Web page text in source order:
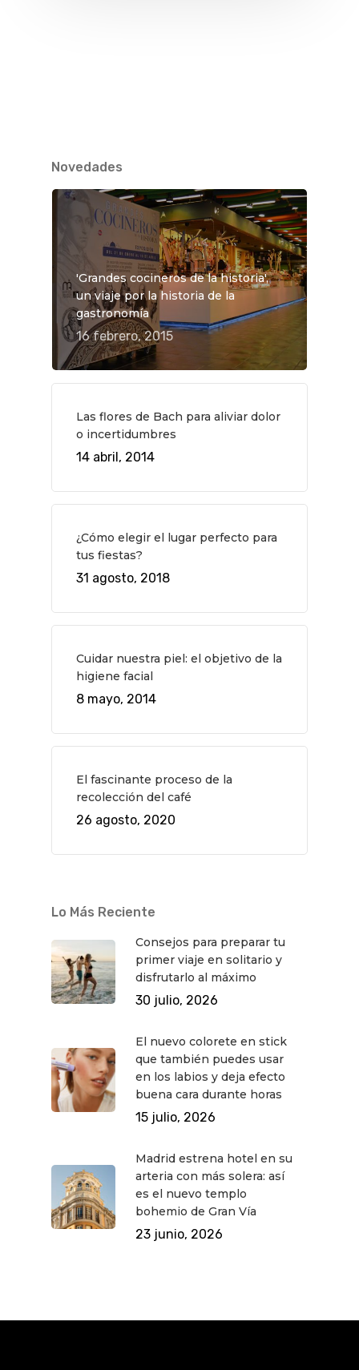
Novedades
'Grandes cocineros de la historia',
un viaje por la historia de la
gastronomía
16 febrero, 2015
Las flores de Bach para aliviar dolor
o incertidumbres
14 abril, 2014
¿Cómo elegir el lugar perfecto para
tus fiestas?
31 agosto, 2018
Cuidar nuestra piel: el objetivo de la
higiene facial
8 mayo, 2014
El fascinante proceso de la
recolección del café
26 agosto, 2020
Lo Más Reciente
Consejos para preparar tu
primer viaje en solitario y
disfrutarlo al máximo
30 julio, 2026
El nuevo colorete en stick
que también puedes usar
en los labios y deja efecto
buena cara durante horas
15 julio, 2026
Madrid estrena hotel en su
arteria con más solera: así
es el nuevo templo
bohemio de Gran Vía
23 junio, 2026